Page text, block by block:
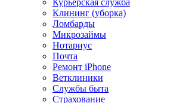
Курьерская служба
Клининг (уборка)
Ломбарды
Микрозаймы
Нотариус
Почта
Ремонт iPhone
Ветклиники
Службы быта
Страхование